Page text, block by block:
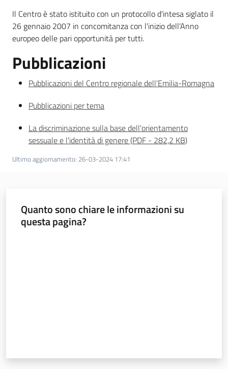
Il Centro è stato istituito con un protocollo d'intesa siglato il
26 gennaio 2007 in concomitanza con l'inizio dell'Anno
europeo delle pari opportunità per tutti.
Pubblicazioni
Pubblicazioni del Centro regionale dell'Emilia-Romagna
Pubblicazioni per tema
La discriminazione sulla base dell'orientamento
sessuale e l'identità di genere(PDF - 282,2 KB)
Ultimo aggiornamento: 26-03-2024 17:41
Quanto sono chiare le informazioni su
questa pagina?